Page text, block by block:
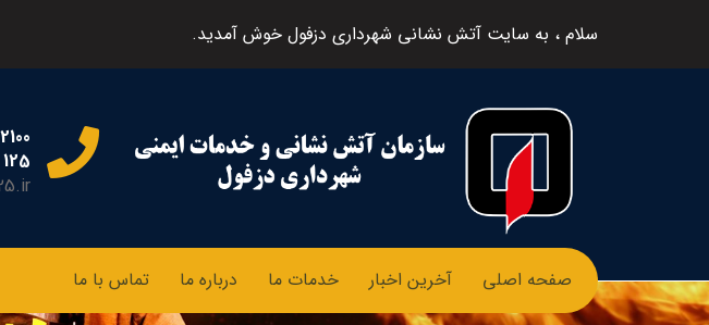
سلام ، به سایت آتش نشانی شهرداری دزفول خوش آمدید.
125
صفحه اصلی آخرین اخبار خدمات ما درباره ما تماس با ما